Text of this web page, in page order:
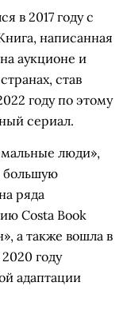
в 2017 году с
написанная
аукционе и
став
году по этому
сериал.
люди»,
большую
ряда
Costa Book
а также вошла в
году
адаптации